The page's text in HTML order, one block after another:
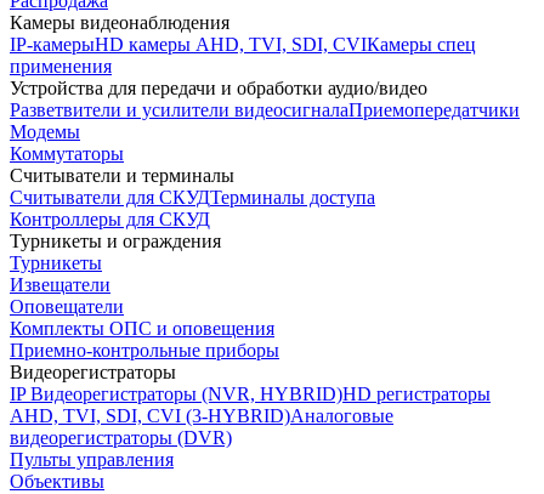
Камеры видеонаблюдения
IP-камерыHD камеры AHD, TVI, SDI, CVIКамеры спец
применения
Устройства для передачи и обработки аудио/видео
Разветвители и усилители видеосигналаПриемопередатчики
Модемы
Коммутаторы
Считыватели и терминалы
Считыватели для СКУДТерминалы доступа
Контроллеры для СКУД
Турникеты и ограждения
Турникеты
Извещатели
Оповещатели
Комплекты ОПС и оповещения
Приемно-контрольные приборы
Видеорегистраторы
IP Видеорегистраторы (NVR, HYBRID)HD регистраторы
AHD, TVI, SDI, CVI (3-HYBRID)Аналоговые
видеорегистраторы (DVR)
Пульты управления
Объективы